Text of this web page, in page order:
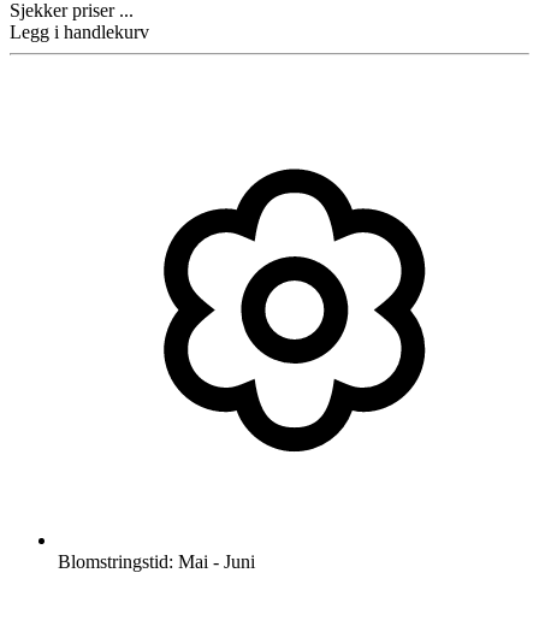
Sjekker priser ...
Legg i handlekurv
Blomstringstid: Mai - Juni